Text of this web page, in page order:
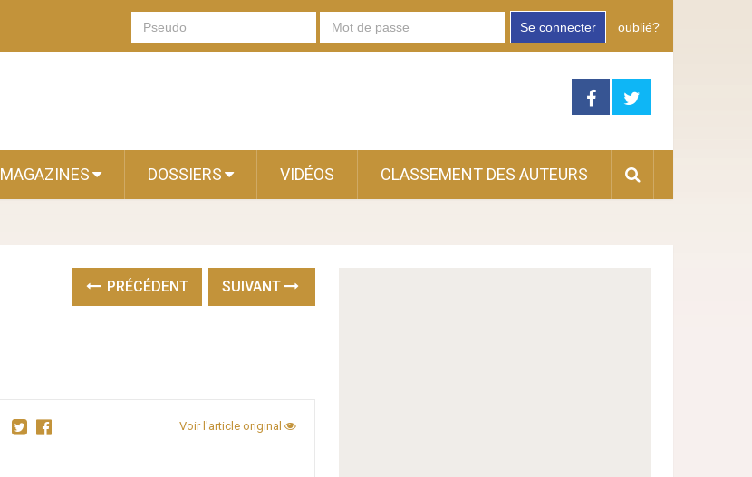
Se connecter oublié?
MAGAZINES DOSSIERS VIDÉOS CLASSEMENT DES AUTEURS
PRÉCÉDENT SUIVANT
Voir l'article original